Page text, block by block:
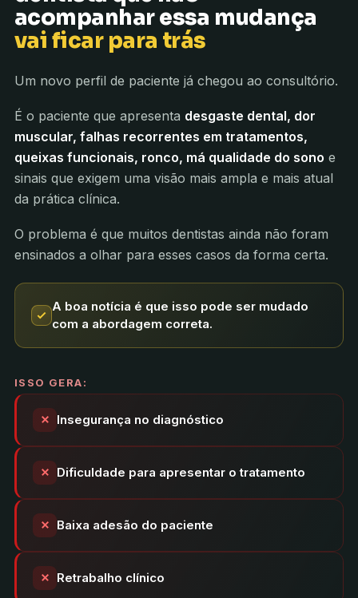
acompanhar essa mudança
vai ficar para trás
Um novo perfil de paciente já chegou ao consultório.
É o paciente que apresenta desgaste dental, dor
muscular, falhas recorrentes em tratamentos,
queixas funcionais, ronco, má qualidade do sono e
sinais que exigem uma visão mais ampla e mais atual
da prática clínica.
O problema é que muitos dentistas ainda não foram
ensinados a olhar para esses casos da forma certa.
A boa notícia é que isso pode ser mudado
com a abordagem correta.
ISSO GERA:
Insegurança no diagnóstico
Dificuldade para apresentar o tratamento
Baixa adesão do paciente
Retrabalho clínico